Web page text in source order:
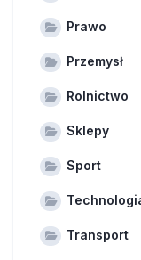
Prawo
Przemysł
Rolnictwo
Sklepy
Sport
Transport